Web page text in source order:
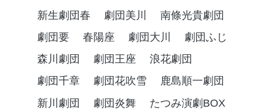
新生劇団春
劇団美川
南條光貴劇団
劇団要
春陽座 劇団大川
劇団ふじ
森川劇団
劇団王座
浪花劇団
劇団千章
劇団花吹雪
鹿島順一劇団
新川劇団
劇団炎舞
たつみ演劇BOX